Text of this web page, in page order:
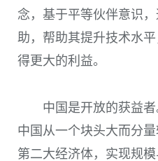
念，基于平等伙伴意识
助，帮助其提升技术水
得更大的利益。
中国是开放的获益
中国从一个块头大而分
第二大经济体，实现规模